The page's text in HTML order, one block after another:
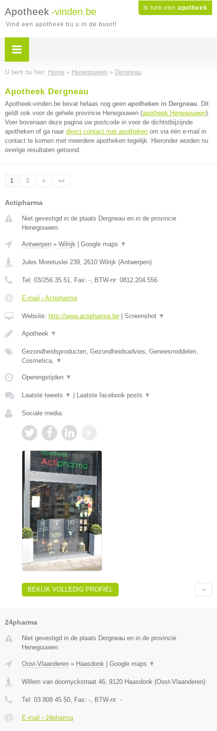
Ik heb een apotheek
Apotheek -vinden.be
Vind een apotheek bij u in de buurt!
U bent nu hier: Home » Henegouwen » Dergneau
Apotheek Dergneau
Apotheek-vinden.be bevat helaas nog geen apotheken in Dergneau. Dit
geldt ook voor de gehele provincie Henegouwen (apotheek Henegouwen).
Voer bovenaan deze pagina uw postcode in voor de dichtstbijzijnde
apotheken of ga naar direct contact met apotheken om via één e-mail in
contact te komen met meerdere apotheken tegelijk. Hieronder worden nu
overige resultaten getoond.
1 2 » »»
Actipharma
Niet gevestigd in de plaats Dergneau en in de provincie
Henegouwen.
Antwerpen » Wilrijk Google maps ▼
Jules Moretuslei 239, 2610 Wilrijk (Antwerpen)
Tel: 03/256.35.51, Fax: -, BTW-nr: 0812.204.556
E-mail › Actipharma
Website: http://www.actipharma.be Screenshot ▼
Apotheek ▼
Gezondheidsproducten, Gezondheidsadvies, Geneesmiddelen,
Cosmetica, ▼
Openingstijden ▼
Laatste tweets ▼ Laatste facebook posts ▼
Sociale media:
BEKIJK VOLLEDIG PROFIEL
24pharma
Niet gevestigd in de plaats Dergneau en in de provincie
Henegouwen.
Oost-Vlaanderen » Haasdonk Google maps ▼
Willem van doornyckstraat 46 9120 Haasdonk (Oost-Vlaanderen)
Tel: 03 808 45 50 , Fax: - , BTW-nr: -
E-mail › 24pharma